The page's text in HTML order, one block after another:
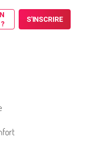
S'INSCRIRE